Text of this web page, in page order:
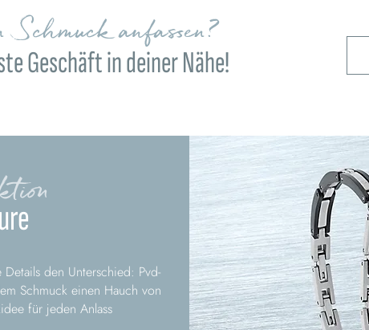
anfassen?
Geschäft in deiner Nähe!
den Unterschied: Pvd-
Schmuck einen Hauch von
für jeden Anlass